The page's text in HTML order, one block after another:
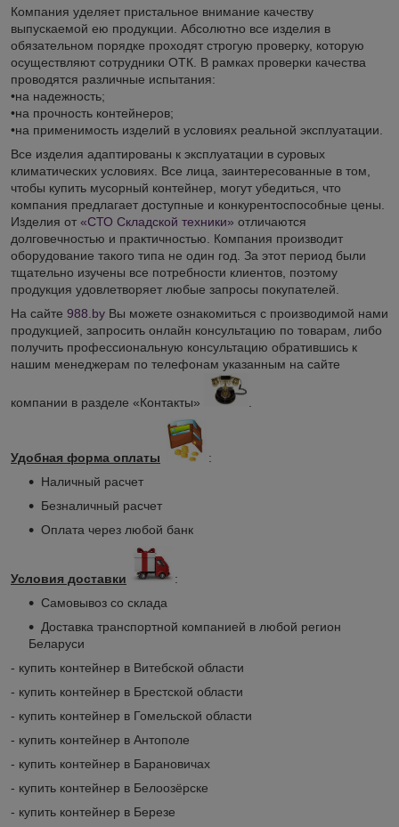
Компания уделяет пристальное внимание качеству
выпускаемой ею продукции. Абсолютно все изделия в
обязательном порядке проходят строгую проверку, которую
осуществляют сотрудники ОТК. В рамках проверки качества
проводятся различные испытания:
•на надежность;
•на прочность контейнеров;
•на применимость изделий в условиях реальной эксплуатации.
Все изделия адаптированы к эксплуатации в суровых
климатических условиях. Все лица, заинтересованные в том,
чтобы купить мусорный контейнер, могут убедиться, что
компания предлагает доступные и конкурентоспособные цены.
Изделия от «СТО Складской техники» отличаются
долговечностью и практичностью. Компания производит
оборудование такого типа не один год. За этот период были
тщательно изучены все потребности клиентов, поэтому
продукция удовлетворяет любые запросы покупателей.
На сайте 988.by Вы можете ознакомиться с производимой нами
продукцией, запросить онлайн консультацию по товарам, либо
получить профессиональную консультацию обратившись к
нашим менеджерам по телефонам указанным на сайте
компании в разделе «Контакты»
Удобная форма оплаты
:
Наличный расчет
Безналичный расчет
Оплата через любой банк
Условия доставки
:
Самовывоз со склада
Доставка транспортной компанией в любой регион
Беларуси
- купить контейнер в Витебской области
- купить контейнер в Брестской области
- купить контейнер в Гомельской области
- купить контейнер в Антополе
- купить контейнер в Барановичах
- купить контейнер в Белоозёрске
- купить контейнер в Березе